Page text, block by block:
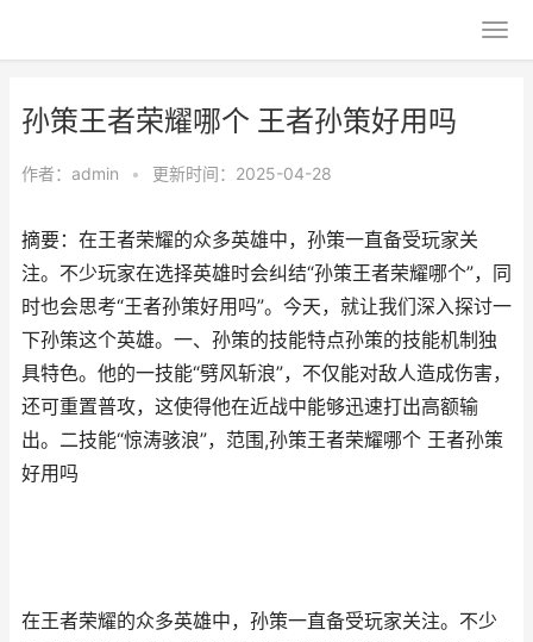
孙策王者荣耀哪个 王者孙策好用吗
作者： admin • 更新时间：2025-04-28
摘要：在王者荣耀的众多英雄中，孙策一直备受玩家关
注。不少玩家在选择英雄时会纠结“孙策王者荣耀哪个”，同
时也会思考“王者孙策好用吗”。今天，就让我们深入探讨一
下孙策这个英雄。一、孙策的技能特点孙策的技能机制独
具特色。他的一技能“劈风斩浪”，不仅能对敌人造成伤害，
还可重置普攻，这使得他在近战中能够迅速打出高额输
出。二技能“惊涛骇浪”，范围,孙策王者荣耀哪个 王者孙策
好用吗
在王者荣耀的众多英雄中，孙策一直备受玩家关注。不少